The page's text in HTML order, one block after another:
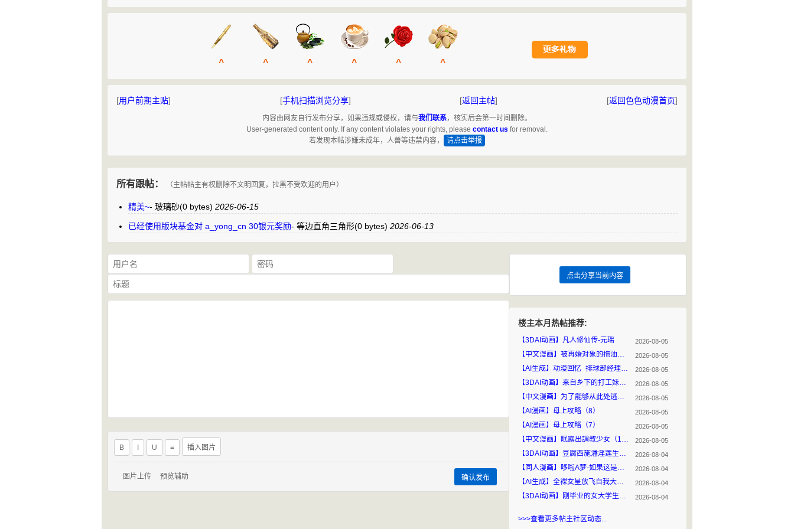
^ ^ ^ ^ ^ ^
[用户前期主贴] [手机扫描浏览分享] [返回主帖] [返回色色动漫首页]
内容由网友自行发布分享，如果违规或侵权，请与我们联系，核实后会第一时间删除。
User-generated content only. If any content violates your rights, please contact us for removal.
若发现本帖涉嫌未成年，人兽等违禁内容，
请点击举报
所有跟帖： （主帖帖主有权删除不文明回复，拉黑不受欢迎的用户）
精美~- 玻璃砂(0 bytes) 2026-06-15
已经使用版块基金对 a_yong_cn 30银元奖励- 等边直角三角形(0 bytes) 2026-06-13
B U ≡ 插入图片
图片上传 预览辅助 确认发布
点击分享当前内容
楼主本月热帖推荐:
【3DAI动画】凡人修仙传-元瑶 2026-08-05
【中文漫画】被再婚对象的拖油瓶完全拿捏的我 2026-08-05
【AI生成】动漫回忆_排球部经理_洁子アニメの思い出 2026-08-05
【3DAI动画】来自乡下的打工妹在都市的悲惨遭遇 2026-08-05
【中文漫画】为了能够从此处逃离出去 2026-08-05
【AI漫画】母上攻略（8） 2026-08-05
【AI漫画】母上攻略（7） 2026-08-05
【中文漫画】眠露出調教少女（1-2） 2026-08-05
【3DAI动画】豆腐西施潘淫莲生意惨淡,听从丈夫劝告“买块豆腐吃口奶” 2026-08-04
【同人漫画】哆啦A梦-如果这是一个可以随便做爱的世界 2026-08-04
【AI生成】全裸女星放飞自我大开门户 2026-08-04
【3DAI动画】刚毕业的女大学生初入职场，酒局上被猥琐领导下药迷奸 2026-08-04
>>>查看更多帖主社区动态...